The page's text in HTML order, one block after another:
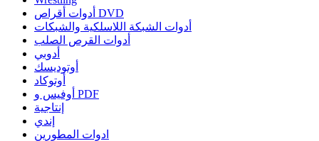
أدوات أقراص DVD
أدوات الشبكة اللاسلكية والشبكات
أدوات القرص الصلب
أدوبي
أوتوديسك
أوتوكاد
أوفيس و PDF
إنتاجية
إندي
ادوات المطورين